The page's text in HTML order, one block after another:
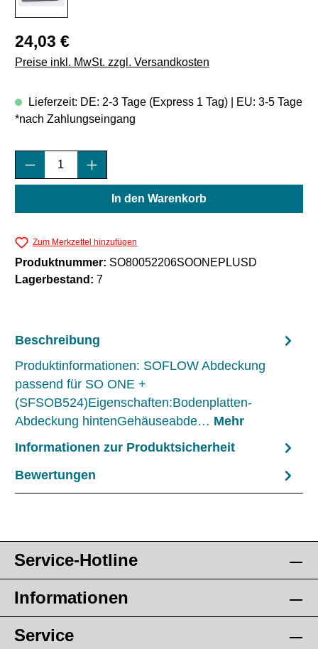
Regulärer Preis:
24,03 €
Preise inkl. MwSt. zzgl. Versandkosten
Lieferzeit: DE: 2-3 Tage (Express 1 Tag) | EU: 3-5 Tage
*nach Zahlungseingang
Produkt Anzahl: Gib den gewünschten
In den Warenkorb
Zum Merkzettel hinzufügen
Produktnummer: SO80052206SOONEPLUSD
Lagerbestand: 7
Beschreibung
Produktinformationen: SOFLOW Abdeckung
passend für SO ONE +
(SFSOB524)Eigenschaften:Bodenplatten-
Abdeckung hintenGehäuseabde… Mehr
Informationen zur Produktsicherheit
Bewertungen
Service-Hotline
Informationen
Service